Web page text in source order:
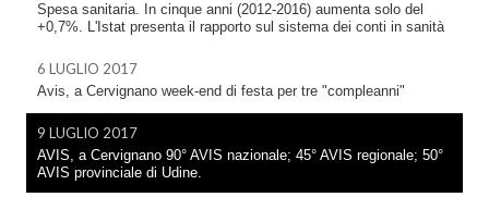
Spesa sanitaria. In cinque anni (2012-2016) aumenta solo del
+0,7%. L'Istat presenta il rapporto sul sistema dei conti in sanità
6 LUGLIO 2017
Avis, a Cervignano week-end di festa per tre "compleanni"
9 LUGLIO 2017
AVIS, a Cervignano 90° AVIS nazionale; 45° AVIS regionale; 50°
AVIS provinciale di Udine.